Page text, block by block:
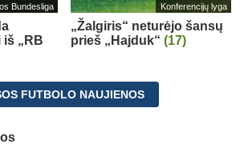
Bundesliga
„RB
Konferencijų lyga
„Žalgiris“ neturėjo šansų
prieš „Hajduk“ (17)
FUTBOLO NAUJIENOS